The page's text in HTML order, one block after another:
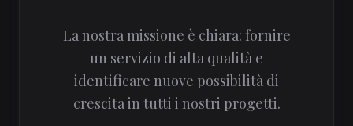
La nostra missione è chiara: fornire
un servizio di alta qualità e
identificare nuove possibilità di
crescita in tutti i nostri progetti.